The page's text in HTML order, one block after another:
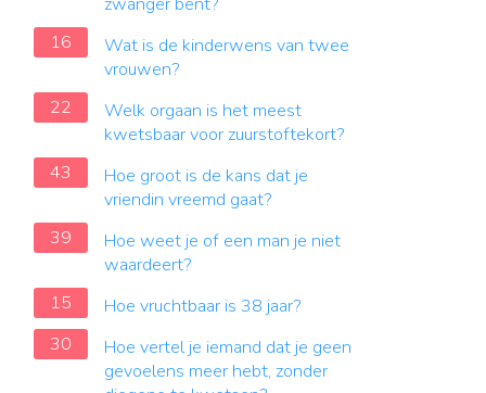
16
Wat is de kinderwens van twee
vrouwen?
22
Welk orgaan is het meest
kwetsbaar voor zuurstoftekort?
43
Hoe groot is de kans dat je
vriendin vreemd gaat?
39
Hoe weet je of een man je niet
waardeert?
15
Hoe vruchtbaar is 38 jaar?
30
Hoe vertel je iemand dat je geen
gevoelens meer hebt, zonder